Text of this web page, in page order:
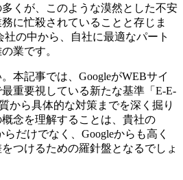
くが、このような漠然とした不安
に忙殺されていることと存じま
の中から、自社に最適なパート
業です。
本記事では、GoogleがWEBサイ
重要視している新たな基準「E-E-
から具体的な対策までを深く掘り
念を理解することは、貴社の
だけでなく、Googleからも高く
つけるための羅針盤となるでしょ